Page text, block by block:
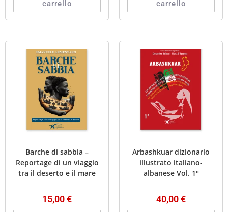
carrello
carrello
Barche di sabbia –
Reportage di un viaggio
tra il deserto e il mare
15,00€
Arbashkuar dizionario
illustrato italiano-
albanese Vol. 1°
40,00€